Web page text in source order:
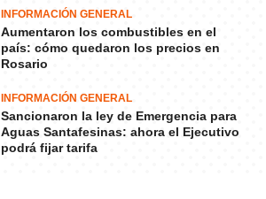
INFORMACIÓN GENERAL
Aumentaron los combustibles en el
país: cómo quedaron los precios en
Rosario
INFORMACIÓN GENERAL
Sancionaron la ley de Emergencia para
Aguas Santafesinas: ahora el Ejecutivo
podrá fijar tarifa